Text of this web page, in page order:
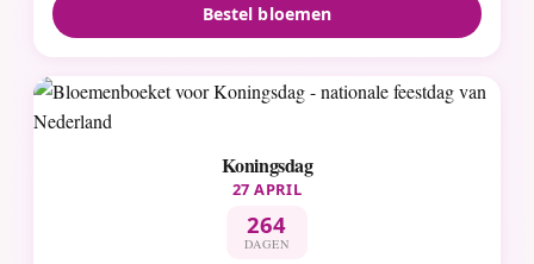
Bestel bloemen
Koningsdag
27 APRIL
264
DAGEN